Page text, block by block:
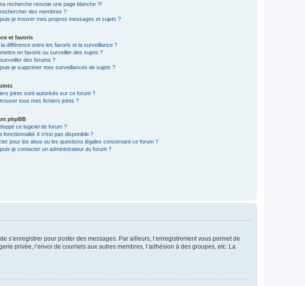
recherche renvoie une page blanche ?!
des membres ?
je trouver mes propres messages et sujets ?
et favoris
différence entre les favoris et la surveillance ?
en favoris ou surveiller des sujets ?
des forums ?
je supprimer mes surveillances de sujets ?
joints sont autorisés sur ce forum ?
tous mes fichiers joints ?
phpBB
ce logiciel de forum ?
fonctionnalité X n’est pas disponible ?
pour les abus ou les questions légales concernant ce forum ?
je contacter un administrateur du forum ?
s’enregistrer pour poster des messages. Par ailleurs, l’enregistrement vous permet de
privée, l’envoi de courriels aux autres membres, l’adhésion à des groupes, etc. La